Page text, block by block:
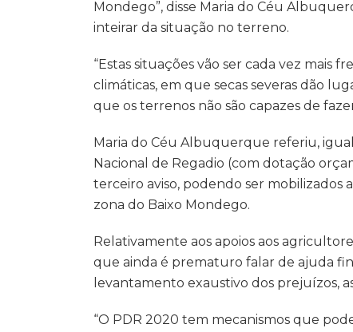
Mondego”, disse Maria do Céu
inteirar da situação no terreno.
“Estas situações vão ser cada vez mais
climáticas, em que secas severas dão
que os terrenos não são capazes de
Maria do Céu Albuquerque referiu,
Nacional de Regadio (com dotação
terceiro aviso, podendo ser mobilizados
zona do Baixo Mondego.
Relativamente aos apoios aos
que ainda é prematuro falar de ajuda
levantamento exaustivo dos prejuízos,
“O PDR 2020 tem mecanismos que